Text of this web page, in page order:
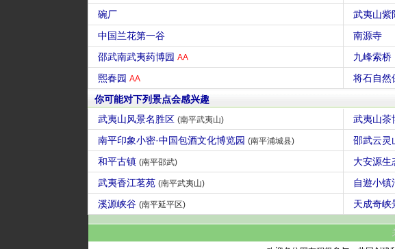
碗厂
武夷山紫
中国兰花第一谷
南源寺
邵武南武夷药博园 AA
九峰索桥
熙春园 AA
将石自然
你可能对下列景点会感兴趣
武夷山风景名胜区 (南平武夷山) 武夷山茶
南平印象小密·中国包酒文化博览园 (南平浦城县) 邵武云灵
和平古镇 (南平邵武) 大安源生
武夷香江茗苑 (南平武夷山) 自遊小镇
溪源峡谷 (南平延平区) 天成奇峡